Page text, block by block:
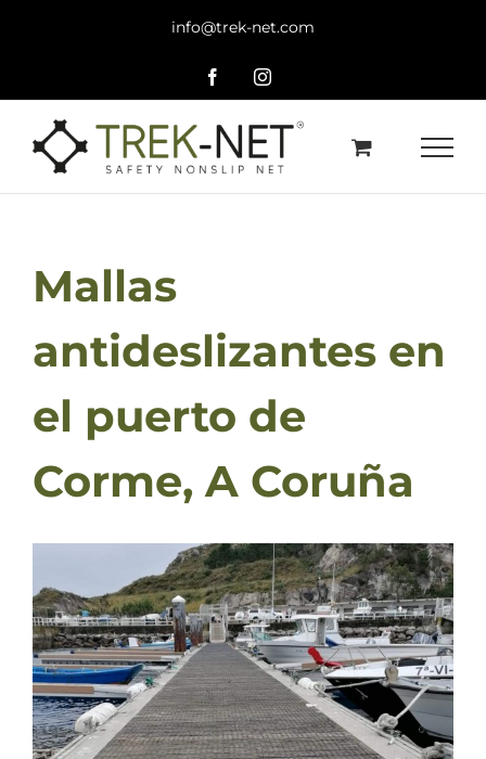
info@trek-net.com
FacebookInstagram
Mallas
antideslizantes en
el puerto de
Corme, A Coruña
más
grande